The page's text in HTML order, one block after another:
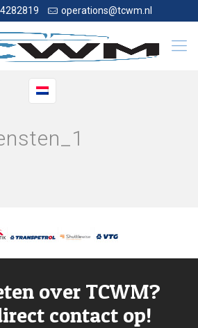
operations@tcwm.nl
over TCWM?
contact op!